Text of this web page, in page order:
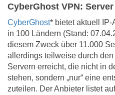
CyberGhost VPN:
CyberGhost* bietet aktuell IP-
in 100 Ländern (Stand:
diesem Zweck über 11.000
allerdings teilweise durch
Servern erreicht, die nicht in
stehen, sondern „nur“ eine
zuteilen. Der Anbieter listet